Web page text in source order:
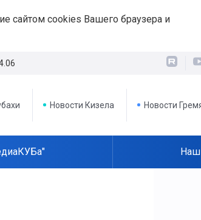
сайтом cookies Вашего браузера и
Новости Кизела Новости